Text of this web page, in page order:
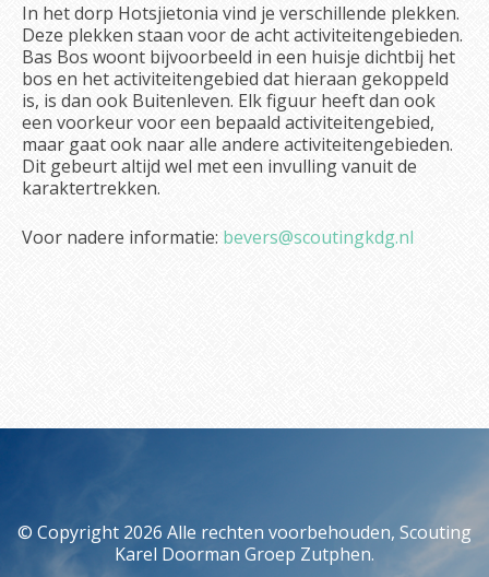
In het dorp Hotsjietonia vind je verschillende plekken.
Deze plekken staan voor de acht activiteitengebieden.
Bas Bos woont bijvoorbeeld in een huisje dichtbij het
bos en het activiteitengebied dat hieraan gekoppeld
is, is dan ook Buitenleven. Elk figuur heeft dan ook
een voorkeur voor een bepaald activiteitengebied,
maar gaat ook naar alle andere activiteitengebieden.
Dit gebeurt altijd wel met een invulling vanuit de
karaktertrekken.
Voor nadere informatie: bevers@scoutingkdg.nl
© Copyright 2026 Alle rechten voorbehouden, Scouting
Karel Doorman Groep Zutphen.